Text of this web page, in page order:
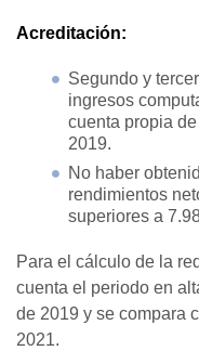
Acreditación:
Segundo y
ingresos
cuenta propia
2019.
No haber
rendimientos
superiores a
Para el cálculo de la
cuenta el periodo en
de 2019 y se compara
2021.